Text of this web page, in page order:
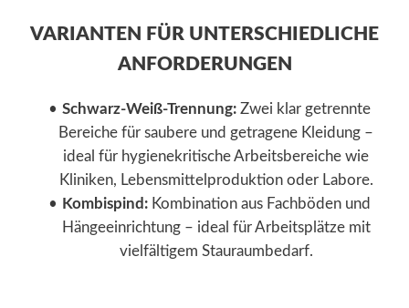
VARIANTEN FÜR UNTERSCHIEDLICHE
ANFORDERUNGEN
Schwarz-Weiß-Trennung:Zwei klar getrennte
Bereiche für saubere und getragene Kleidung –
ideal für hygienekritische Arbeitsbereiche wie
Kliniken, Lebensmittelproduktion oder Labore.
Kombispind:Kombination aus Fachböden und
Hängeeinrichtung – ideal für Arbeitsplätze mit
vielfältigem Stauraumbedarf.